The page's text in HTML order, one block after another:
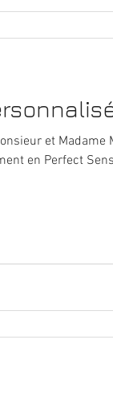
et Madame
en Perfect Sens